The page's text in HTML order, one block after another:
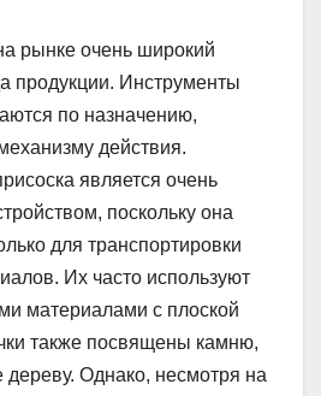
рынке очень широкий
продукции. Инструменты
по назначению,
действия.
является очень
поскольку она
для транспортировки
Их часто используют
материалами с плоской
также посвящены камню,
дереву. Однако, несмотря на